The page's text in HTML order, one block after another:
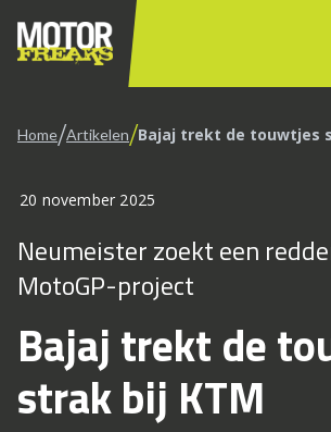
Home/Artikelen/Bajaj trekt de touwtjes
20 november 2025
Neumeister zoekt een
MotoGP-project
Bajaj trekt de
strak bij KTM